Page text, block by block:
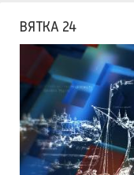
ВЯТКА 24